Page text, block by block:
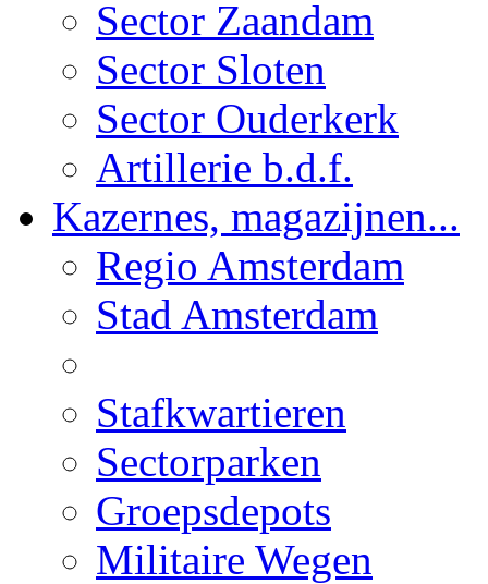
Sector Zaandam
Sector Sloten
Sector Ouderkerk
Artillerie b.d.f.
Kazernes, magazijnen...
Regio Amsterdam
Stad Amsterdam
Stafkwartieren
Sectorparken
Groepsdepots
Militaire Wegen